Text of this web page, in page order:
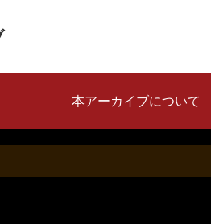
本アーカイブについて